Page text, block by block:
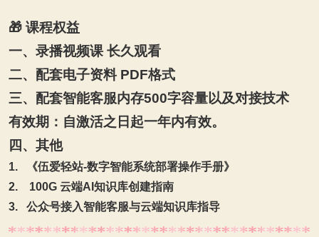
🎁 课程权益
一、录播视频课 长久观看
二、配套电子资料 PDF格式
三、配套智能客服内存500字容量以及对接技术
有效期：自激活之日起一年内有效。
四、其他
1.
《伍爱轻站-数字智能系统部署操作手册》
2.
100G 云端AI知识库创建指南
3. 公众号接入智能客服与云端知识库指导